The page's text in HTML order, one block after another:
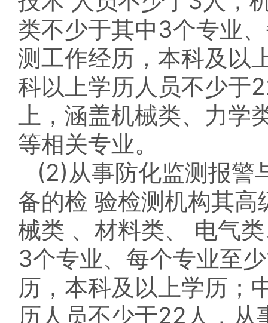
类不少于其中3个专业
测工作经历，本科及以
科以上学历人员不少于
上，涵盖机械类、力
等相关专业。
(2)从事防化监测报警
备的检 验检测机构其
械类 、材料类、 电气
3个专业、每个专业至
历，本科及以上学历；
历人员不少于22人，